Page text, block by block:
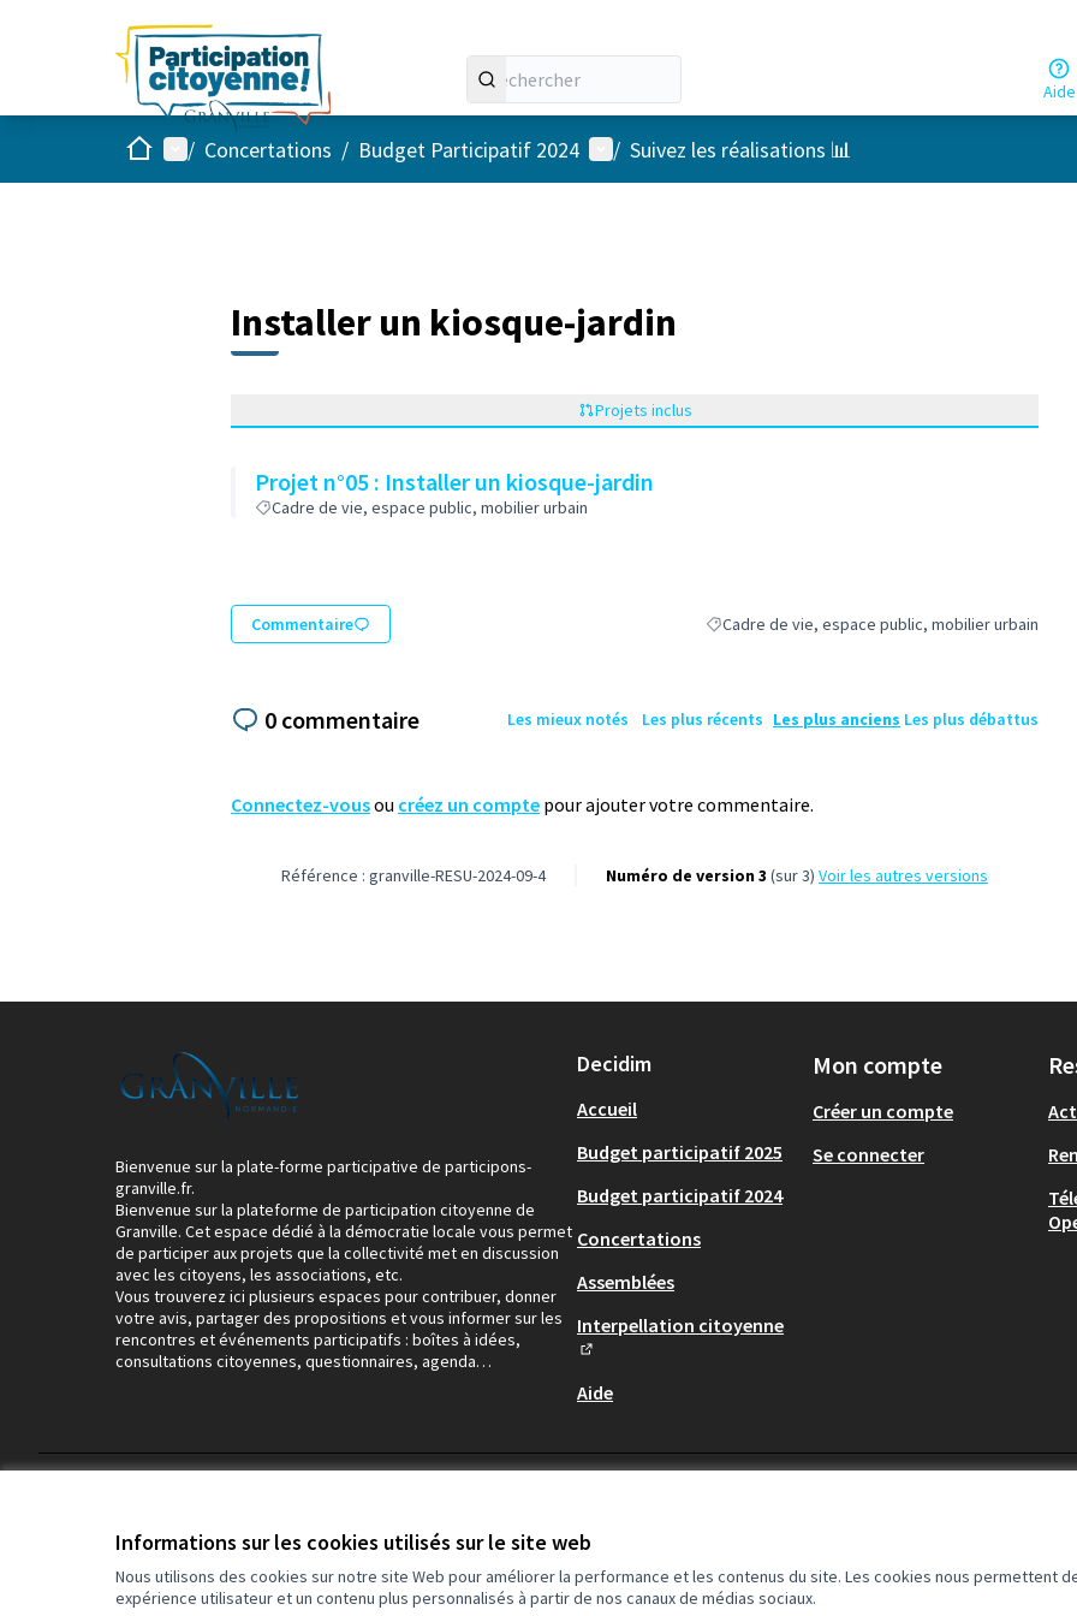
Informations sur les cookies utilisés sur le site web
Nous utilisons des cookies sur notre site Web pour améliorer la performance et les contenus du site. Les cookies nous permettent
expérience utilisateur et un contenu plus personnalisés à partir de nos canaux de médias sociaux.
Aide
AccueilMenu principal
/ Concertations / Budget Participatif 2024 Menu utilisateur
/ Suivez les réalisations 📊
Installer un kiosque-jardin
Projets inclus
Projet n°05 : Installer un kiosque-jardin
Cadre de vie, espace public, mobilier urbain
Commentaire Filtrer les résultats de la catégorie : Cadre de vie,
Cadre de vie, espace public, mobilier urbain
0 commentaire Les mieux notés Les plus récents Les plus anciens Les plus débattus
Connectez-vousou créez un compte pour ajouter votre commentaire.
Référence : granville-RESU-2024-09-4 Numéro de version 3 (sur 3) voir les autres versions
Bienvenue sur la plate-forme participative de participons-
granville.fr.
Bienvenue sur la plateforme de participation citoyenne de
Granville. Cet espace dédié à la démocratie locale vous permet
de participer aux projets que la collectivité met en discussion
avec les citoyens, les associations, etc.
Vous trouverez ici plusieurs espaces pour contribuer, donner
votre avis, partager des propositions et vous informer sur les
rencontres et événements participatifs : boîtes à idées,
consultations citoyennes, questionnaires, agenda…
Decidim
Accueil
Budget participatif 2025
Budget participatif 2024
Concertations
Assemblées
Interpellation citoyenne
Aide
Mon compte
Créer un compte
Se connecter